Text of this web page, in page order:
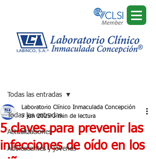
Todas las entradas
Actualizaciones
Adolescentes y jóvenes
Todas las entradas
5 claves para prevenir las
infecciones de oído en los
Laboratorio Clínico Inmaculada Concepción
7 jun 2025 3 min de lectura